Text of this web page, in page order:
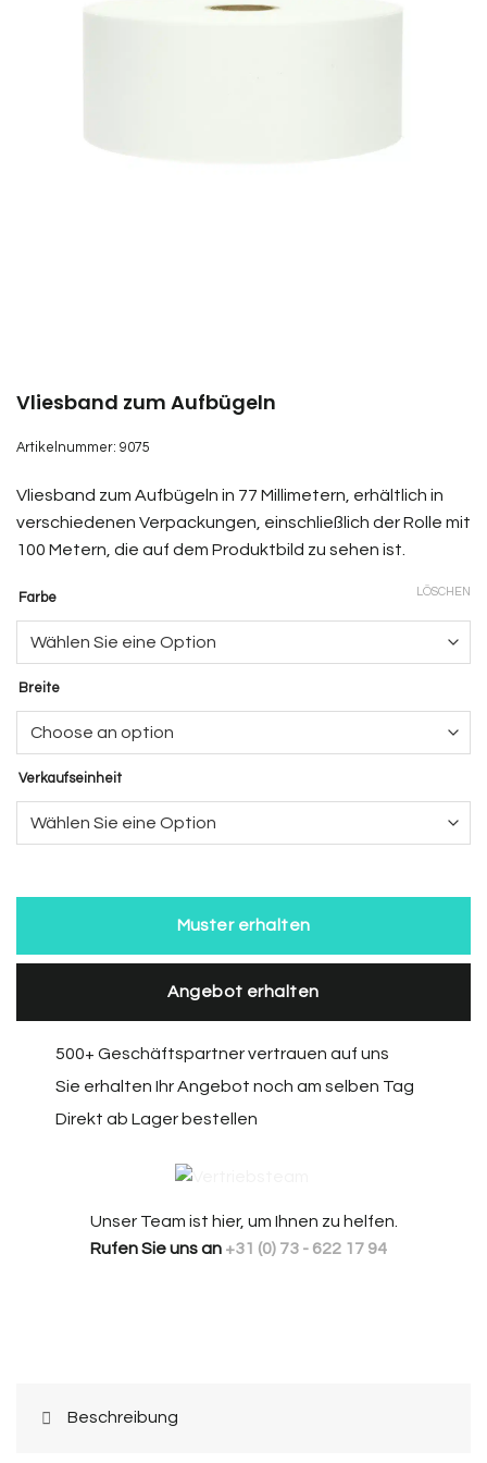
Vliesband zum Aufbügeln
Artikelnummer: 9075
Vliesband zum Aufbügeln in 77 Millimetern, erhältlich in
verschiedenen Verpackungen, einschließlich der Rolle mit
100 Metern, die auf dem Produktbild zu sehen ist.
Farbe
Breite
Verkaufseinheit
LÖSCHEN
Muster erhalten
Angebot erhalten
500+ Geschäftspartner vertrauen auf uns
Sie erhalten Ihr Angebot noch am selben Tag
Direkt ab Lager bestellen
Unser Team ist hier, um Ihnen zu helfen.
Rufen Sie uns an +31 (0) 73 - 622 17 94
Beschreibung